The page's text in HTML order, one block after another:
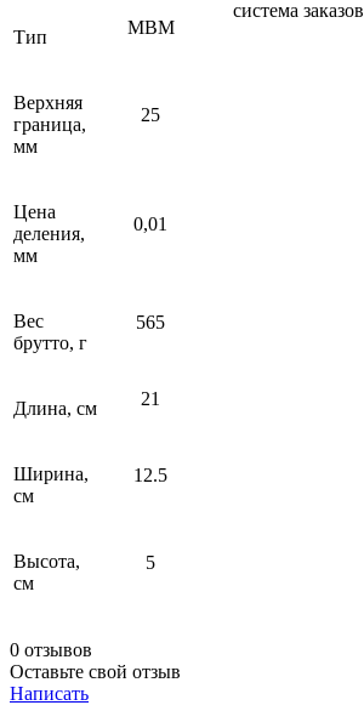
Тип МВМ
Верхняя
граница,
мм
25
Цена
деления,
мм
0,01
Вес
брутто, г
565
Длина, см 21
Ширина,
см
12.5
Высота,
см
5
0 отзывов
Оставьте свой отзыв
Написать
система заказов